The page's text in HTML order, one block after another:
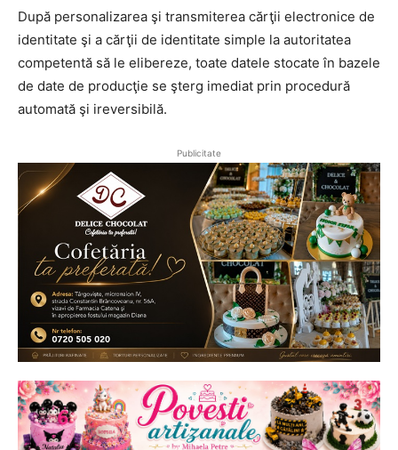
După personalizarea şi transmiterea cărţii electronice de
identitate şi a cărţii de identitate simple la autoritatea
competentă să le elibereze, toate datele stocate în bazele
de date de producţie se şterg imediat prin procedură
automată şi ireversibilă.
Publicitate